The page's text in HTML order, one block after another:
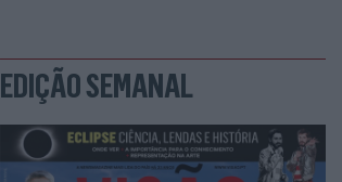
EDIÇÃO SEMANAL